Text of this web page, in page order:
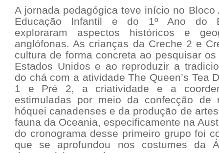
A jornada pedagógica teve início no
Educação Infantil e do 1º Ano do
exploraram aspectos históricos e
anglófonas. As crianças da Creche 2 e
cultura de forma concreta ao pesquisar
Estados Unidos e ao reproduzir a
do chá com a atividade The Queen’s Tea
1 e Pré 2, a criatividade e a
estimuladas por meio da confecção de
hóquei canadenses e da produção de
fauna da Oceania, especificamente na
do cronograma desse primeiro grupo foi
que se aprofundou nos costumes da